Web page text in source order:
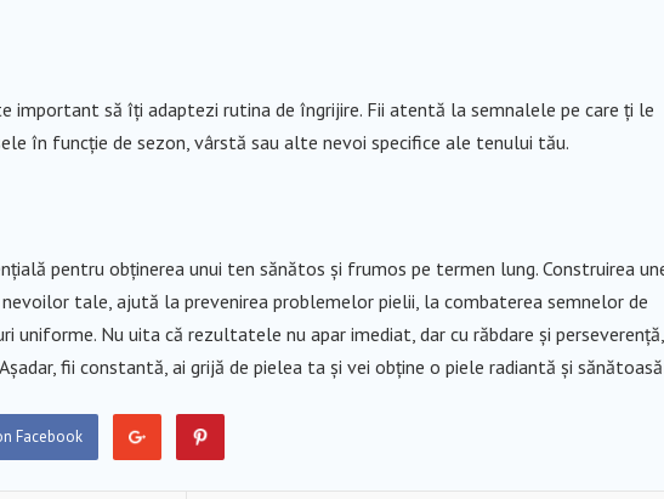
important să îți adaptezi rutina de îngrijire. Fii atentă la semnalele pe care ți le
în funcție de sezon, vârstă sau alte nevoi specifice ale tenului tău.
pentru obținerea unui ten sănătos și frumos pe termen lung. Construirea
tale, ajută la prevenirea problemelor pielii, la combaterea semnelor de
uniforme. Nu uita că rezultatele nu apar imediat, dar cu răbdare și perseverență,
fii constantă, ai grijă de pielea ta și vei obține o piele radiantă și
Facebook